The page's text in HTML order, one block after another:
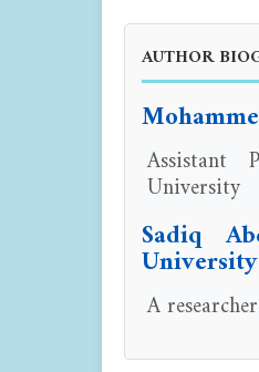
AUTHOR
Assistant
University
Sadiq
University
A